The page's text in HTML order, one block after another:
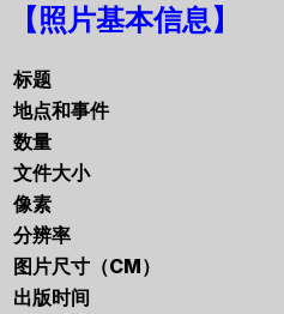
【照片基本信息】
标题
地点和事件
数量
文件大小
像素
分辨率
图片尺寸（CM）
出版时间